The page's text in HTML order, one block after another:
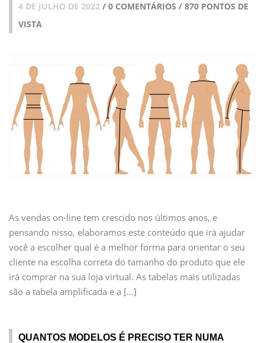
4 DE JULHO DE 2022 / 0 COMENTÁRIOS / 870 PONTOS DE
VISTA
As vendas on-line tem crescido nos últimos anos, e
pensando nisso, elaboramos este conteúdo que irá ajudar
você a escolher qual é a melhor forma para orientar o seu
cliente na escolha correta do tamanho do produto que ele
irá comprar na sua loja virtual. As tabelas mais utilizadas
são a tabela amplificada e a […]
QUANTOS MODELOS É PRECISO TER NUMA